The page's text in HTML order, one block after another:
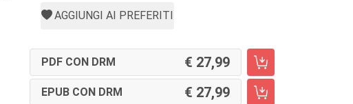
AGGIUNGI AI PREFERITI
PDF CON DRM 27,99
EPUB CON DRM 27,99